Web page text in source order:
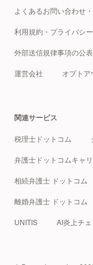
よくあるお問い合わせ
利用規約・プライバシ
外部送信規律事項の公
運営会社 オプトア
関連サービス
税理士ドットコム
弁護士ドットコムキャ
相続弁護士 ドットコム
離婚弁護士 ドットコム
UNITIS AI炎上チ